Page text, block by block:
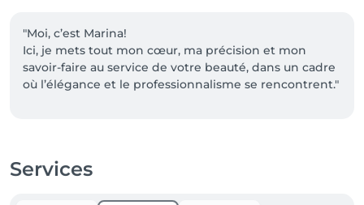
"Moi, c’est Marina!
Ici, je mets tout mon cœur, ma précision et mon
savoir-faire au service de votre beauté, dans un cadre
où l’élégance et le professionnalisme se rencontrent."
Services